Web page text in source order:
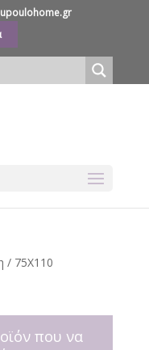
/ 75X110
που να